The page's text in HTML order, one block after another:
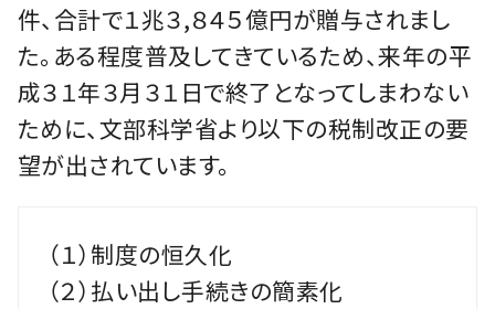
件、合計で１兆３,８４５億円が贈与されまし
た。ある程度普及してきているため、来年の平
成３１年３月３１日で終了となってしまわない
ために、文部科学省より以下の税制改正の要
望が出されています。
（１）制度の恒久化
（２）払い出し手続きの簡素化